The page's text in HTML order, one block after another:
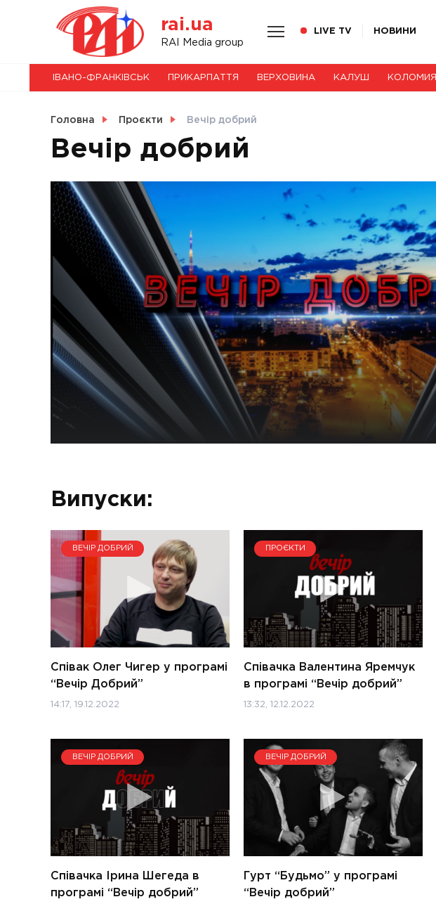
rai.ua
RAI Media group
LIVE TV НОВИНИ
НОВИНИ
СВІТ
УКРАЇНА
ІВАНО-ФРАНКІВСЬК ПРИКАРПАТТЯ ВЕРХОВИНА КАЛУШ КОЛОМИЯ
Головна Проєкти Вечір добрий
Вечір добрий
Випуски:
ВЕЧІР ДОБРИЙ
Співак Олег Чигер у програмі
“Вечір Добрий”
14:17, 19.12.2022
ПРОЄКТИ
Співачка Валентина Яремчук
в програмі “Вечір добрий”
13:32, 12.12.2022
ВЕЧІР ДОБРИЙ
Співачка Ірина Шегеда в
програмі “Вечір добрий”
ВЕЧІР ДОБРИЙ
Гурт “Будьмо” у програмі
“Вечір добрий”